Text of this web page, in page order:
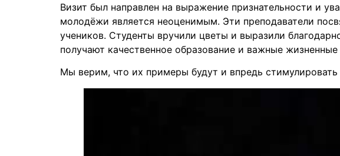
Визит был направлен на выражение признательности и
молодёжи является неоценимым. Эти преподаватели
учеников. Студенты вручили цветы и выразили
получают качественное образование и важные жизненные
Мы верим, что их примеры будут и впредь